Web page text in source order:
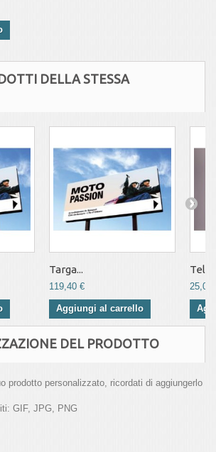
DELLA STESSA
Targa...
119,40 €
Aggiungi al carrello
Telo
25,00
DEL PRODOTTO
prodotto personalizzato, ricordati di aggiungerlo
GIF, JPG, PNG